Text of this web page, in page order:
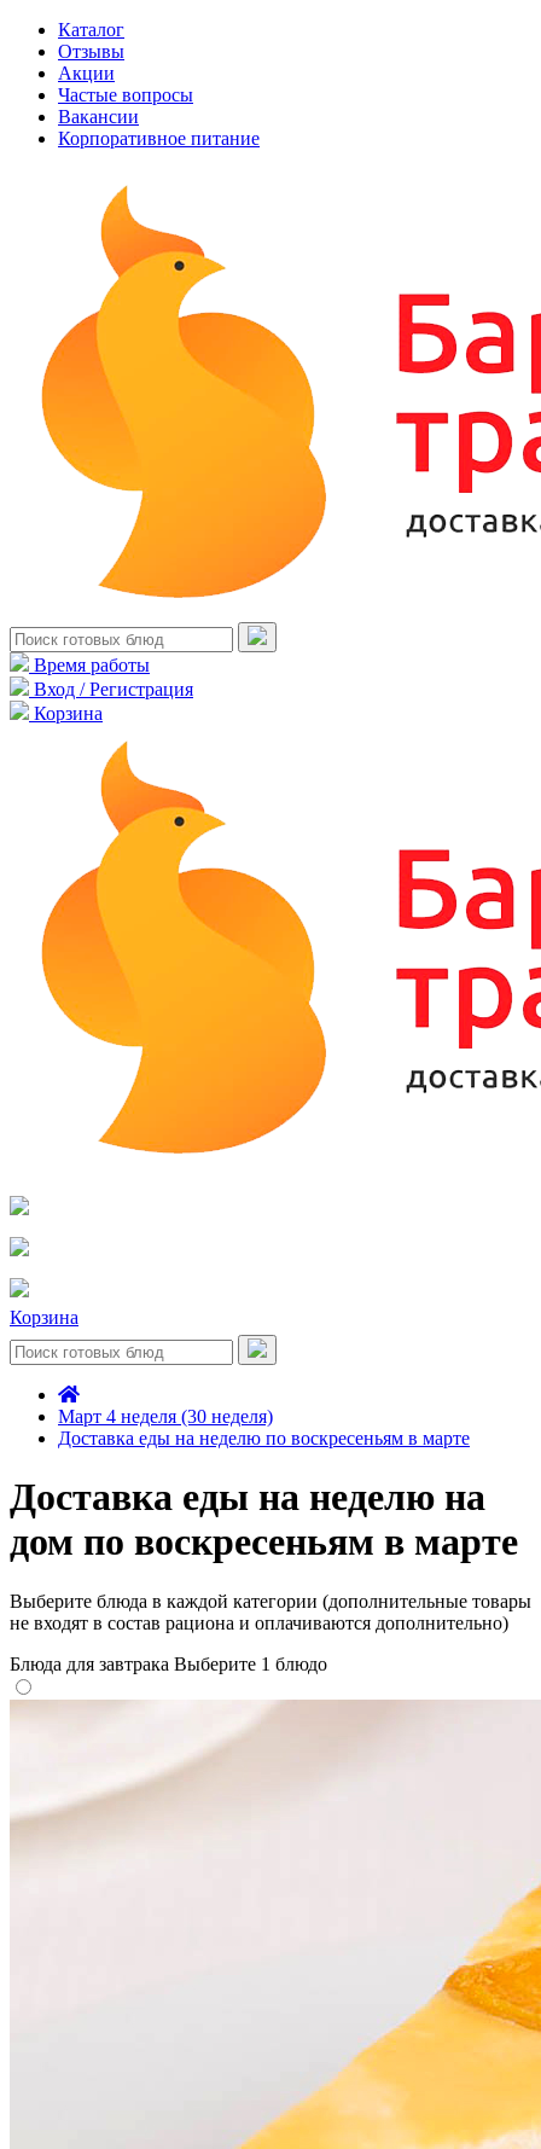
Каталог
Отзывы
Акции
Частые вопросы
Вакансии
Корпоративное питание
Время работы
Вход / Регистрация
Корзина
Корзина
Март 4 неделя (30 неделя)
Доставка еды на неделю по воскресеньям в марте
Доставка еды на неделю на
дом по воскресеньям в марте
Выберите блюда в каждой категории (дополнительные товары
не входят в состав рациона и оплачиваются дополнительно)
Блюда для завтрака Выберите 1 блюдо